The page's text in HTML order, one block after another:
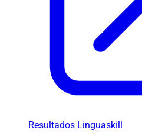
Resultados Linguaskill